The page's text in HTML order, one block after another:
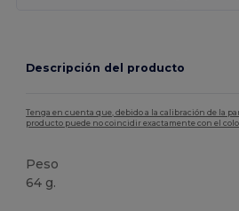
Descripción del producto
Tenga en cuenta que, debido a la calibración de la
producto puede no coincidir exactamente con el
Peso
64 g.